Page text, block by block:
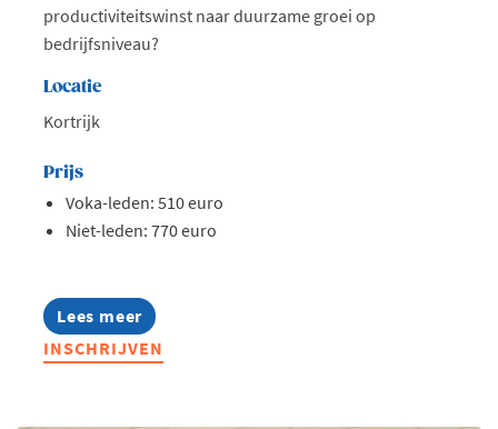
productiviteitswinst naar duurzame groei op
bedrijfsniveau?
Locatie
Kortrijk
Prijs
Voka-leden: 510 euro
Niet-leden: 770 euro
Lees meer
about
Opleiding:
AI-
INSCHRIJVEN